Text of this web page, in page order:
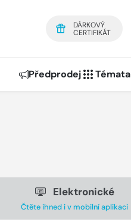
DÁRKOVÝ
CERTIFIKÁT
Předprodej Témata
Elektronické
Čtěte ihned i v mobilní aplikaci